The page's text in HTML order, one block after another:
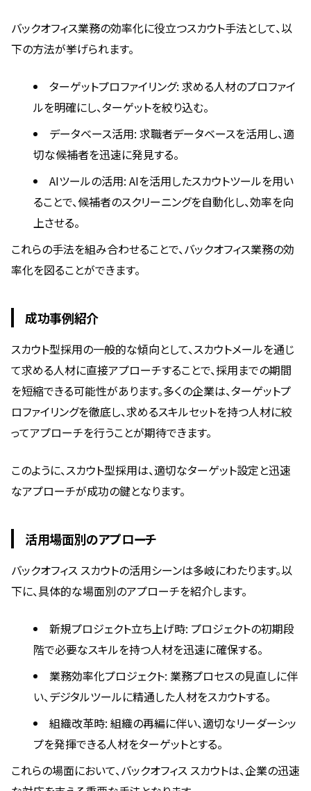
バックオフィス業務の効率化に役立つスカウト手法として、以
下の方法が挙げられます。
ターゲットプロファイリング: 求める人材のプロファイ
ルを明確にし、ターゲットを絞り込む。
データベース活用: 求職者データベースを活用し、適
切な候補者を迅速に発見する。
AIツールの活用: AIを活用したスカウトツールを用い
ることで、候補者のスクリーニングを自動化し、効率を向
上させる。
これらの手法を組み合わせることで、バックオフィス業務の効
率化を図ることができます。
成功事例紹介
スカウト型採用の一般的な傾向として、スカウトメールを通じ
て求める人材に直接アプローチすることで、採用までの期間
を短縮できる可能性があります。多くの企業は、ターゲットプ
ロファイリングを徹底し、求めるスキルセットを持つ人材に絞
ってアプローチを行うことが期待できます。
このように、スカウト型採用は、適切なターゲット設定と迅速
なアプローチが成功の鍵となります。
活用場面別のアプローチ
バックオフィス スカウトの活用シーンは多岐にわたります。以
下に、具体的な場面別のアプローチを紹介します。
新規プロジェクト立ち上げ時: プロジェクトの初期段
階で必要なスキルを持つ人材を迅速に確保する。
業務効率化プロジェクト: 業務プロセスの見直しに伴
い、デジタルツールに精通した人材をスカウトする。
組織改革時: 組織の再編に伴い、適切なリーダーシッ
プを発揮できる人材をターゲットとする。
これらの場面において、バックオフィス スカウトは、企業の迅速